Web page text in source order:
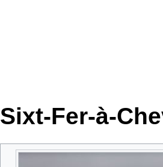
Sixt-Fer-à-